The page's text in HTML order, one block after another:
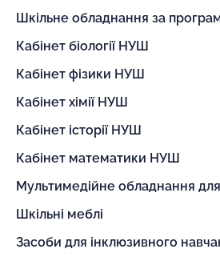
Шкільне обладнання за
Кабінет біології НУШ
Кабінет фізики НУШ
Кабінет хімії НУШ
Кабінет історії НУШ
Кабінет математики НУШ
Мультимедійне обладнання
Шкільні меблі
Засоби для інклюзивного